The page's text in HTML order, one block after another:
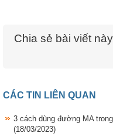
Chia sẻ bài viết
CÁC TIN LIÊN QUAN
3 cách dùng đường MA
(18/03/2023)